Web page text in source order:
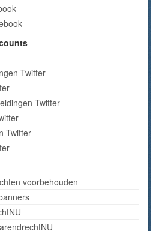
Twitter
Twitter
Twitter
voorbehouden